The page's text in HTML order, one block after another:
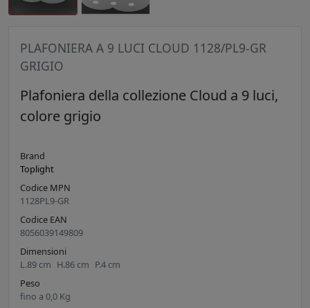
PLAFONIERA A 9 LUCI CLOUD 1128/PL9-GR
GRIGIO
Plafoniera della collezione Cloud a 9 luci,
colore grigio
Brand
Toplight
Codice MPN
1128PL9-GR
Codice EAN
8056039149809
Dimensioni
L.89 cm H.86 cm P.4 cm
Peso
fino a 0,0 Kg